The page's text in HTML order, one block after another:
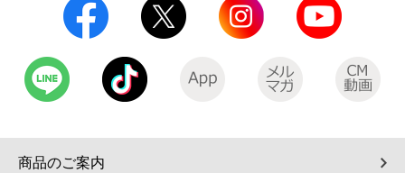
商品のご案内